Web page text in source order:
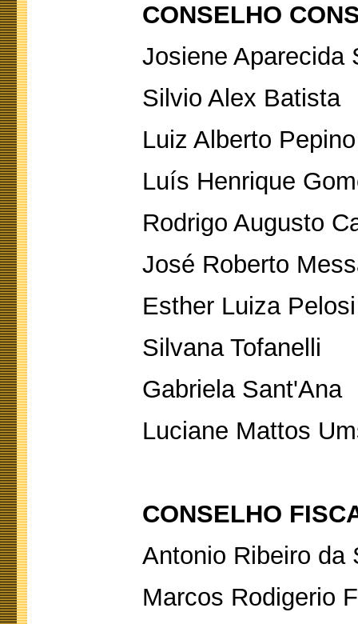
CONSELHO
Josiene Aparecida
Silvio Alex Batista
Luiz Alberto Pepino
Luís Henrique
Rodrigo Augusto
José Roberto
Esther Luiza
Silvana Tofanelli
Gabriela Sant'Ana
Luciane Mattos
CONSELHO
Antonio Ribeiro da
Marcos Rodigerio